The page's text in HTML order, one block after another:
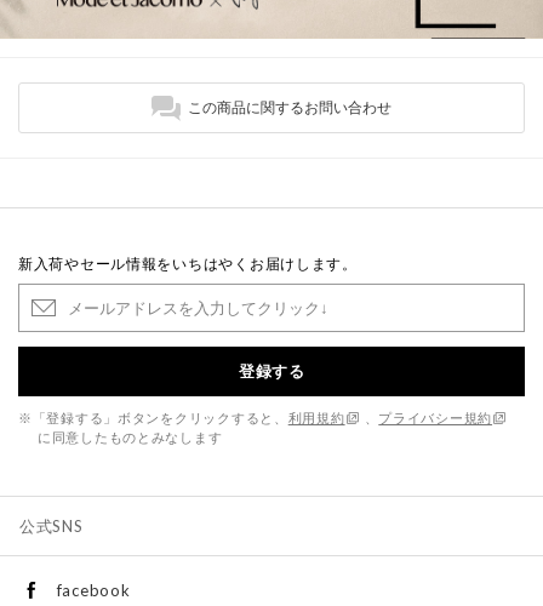
この商品に関するお問い合わせ
新入荷やセール情報をいちはやくお届けします。
登録する
※「登録する」ボタンをクリックすると、 利用規約
プライバシー規約
に同意したものとみなします
公式SNS
facebook